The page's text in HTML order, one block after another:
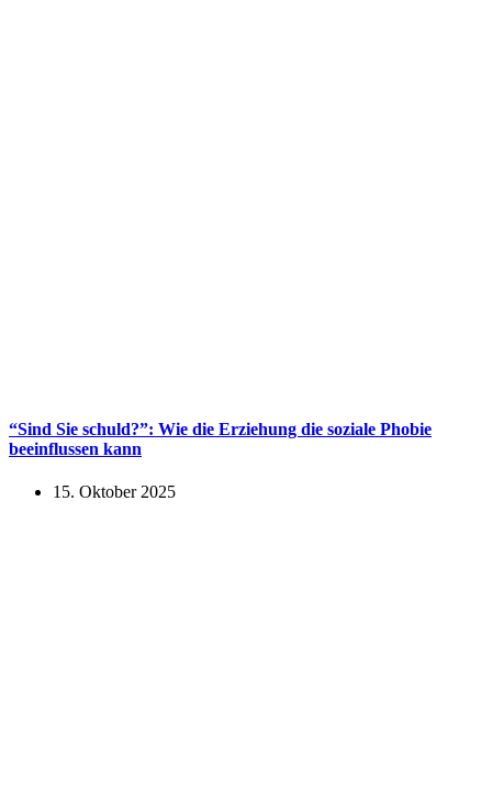
“Sind Sie schuld?”: Wie die Erziehung die soziale Phobie
beeinflussen kann
15. Oktober 2025